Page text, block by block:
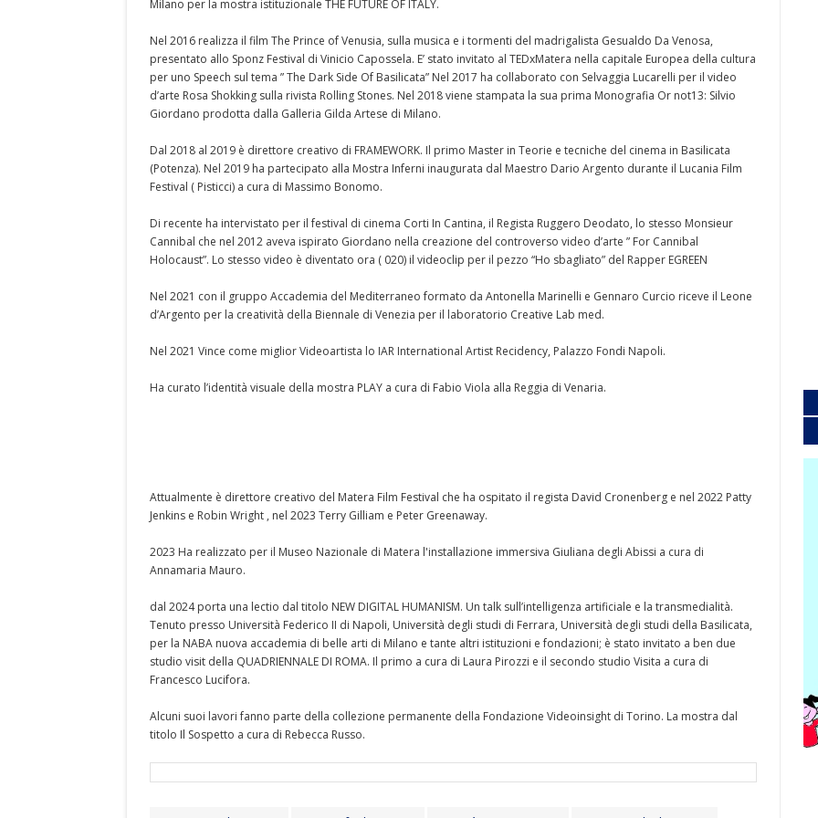
Milano per la mostra istituzionale THE FUTURE OF ITALY.
Nel 2016 realizza il film The Prince of Venusia, sulla musica e i tormenti del madrigalista Gesualdo Da Venosa,
presentato allo Sponz Festival di Vinicio Capossela. E’ stato invitato al TEDxMatera nella capitale Europea della cultura
per uno Speech sul tema ” The Dark Side Of Basilicata” Nel 2017 ha collaborato con Selvaggia Lucarelli per il video
d’arte Rosa Shokking sulla rivista Rolling Stones. Nel 2018 viene stampata la sua prima Monografia Or not13: Silvio
Giordano prodotta dalla Galleria Gilda Artese di Milano.
Dal 2018 al 2019 è direttore creativo di FRAMEWORK. Il primo Master in Teorie e tecniche del cinema in Basilicata
(Potenza). Nel 2019 ha partecipato alla Mostra Inferni inaugurata dal Maestro Dario Argento durante il Lucania Film
Festival ( Pisticci) a cura di Massimo Bonomo.
Di recente ha intervistato per il festival di cinema Corti In Cantina, il Regista Ruggero Deodato, lo stesso Monsieur
Cannibal che nel 2012 aveva ispirato Giordano nella creazione del controverso video d’arte ” For Cannibal
Holocaust”. Lo stesso video è diventato ora ( 020) il videoclip per il pezzo “Ho sbagliato” del Rapper EGREEN
Nel 2021 con il gruppo Accademia del Mediterraneo formato da Antonella Marinelli e Gennaro Curcio riceve il Leone
d’Argento per la creatività della Biennale di Venezia per il laboratorio Creative Lab med.
Nel 2021 Vince come miglior Videoartista lo IAR International Artist Recidency, Palazzo Fondi Napoli.
Ha curato l’identità visuale della mostra PLAY a cura di Fabio Viola alla Reggia di Venaria.
Attualmente è direttore creativo del Matera Film Festival che ha ospitato il regista David Cronenberg e nel 2022 Patty
Jenkins e Robin Wright , nel 2023 Terry Gilliam e Peter Greenaway.
2023 Ha realizzato per il Museo Nazionale di Matera l'installazione immersiva Giuliana degli Abissi a cura di
Annamaria Mauro.
dal 2024 porta una lectio dal titolo NEW DIGITAL HUMANISM. Un talk sull’intelligenza artificiale e la transmedialità.
Tenuto presso Università Federico II di Napoli, Università degli studi di Ferrara, Università degli studi della Basilicata,
per la NABA nuova accademia di belle arti di Milano e tante altri istituzioni e fondazioni; è stato invitato a ben due
studio visit della QUADRIENNALE DI ROMA. Il primo a cura di Laura Pirozzi e il secondo studio Visita a cura di
Francesco Lucifora.
Alcuni suoi lavori fanno parte della collezione permanente della Fondazione Videoinsight di Torino. La mostra dal
titolo Il Sospetto a cura di Rebecca Russo.